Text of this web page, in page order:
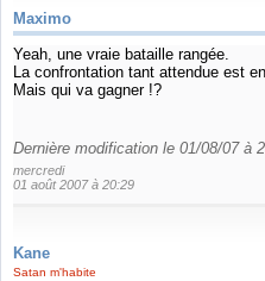
Maximo
Yeah, une vraie bataille rangée.
La confrontation tant attendue est
Mais qui va gagner !?
Dernière modification le 01/08/07 à
mercredi
01 août 2007 à 20:29
Kane
Satan m'habite